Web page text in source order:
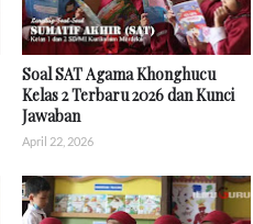
Soal SAT Agama Khonghucu
Kelas 2 Terbaru 2026 dan Kunci
Jawaban
April 22, 2026